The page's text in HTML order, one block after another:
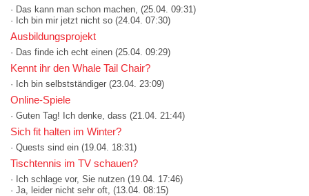
· Das kann man schon machen, (25.04. 09:31)
· Ich bin mir jetzt nicht so (24.04. 07:30)
Ausbildungsprojekt
· Das finde ich echt einen (25.04. 09:29)
Kennt ihr den Whale Tail Chair?
· Ich bin selbstständiger (23.04. 23:09)
Online-Spiele
· Guten Tag! Ich denke, dass (21.04. 21:44)
Sich fit halten im Winter?
· Quests sind ein (19.04. 18:31)
Tischtennis im TV schauen?
· Ich schlage vor, Sie nutzen (19.04. 17:46)
· Ja, leider nicht sehr oft, (13.04. 08:15)